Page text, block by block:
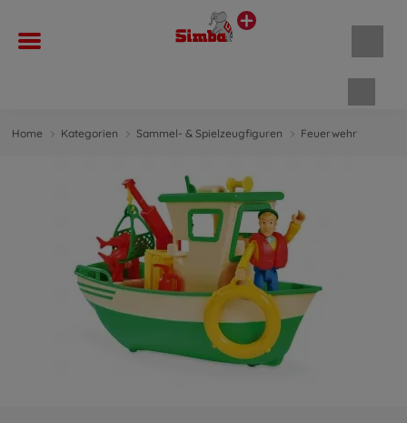
Home Kategorien Sammel- & Spielzeugfiguren Feuerwehr